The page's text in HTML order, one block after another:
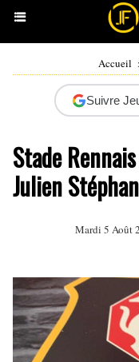
Accueil
Suivre
Stade
Julien
Mardi 5 Août